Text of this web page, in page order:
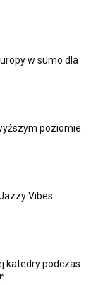
w sumo dla
poziomie
Vibes
katedry podczas